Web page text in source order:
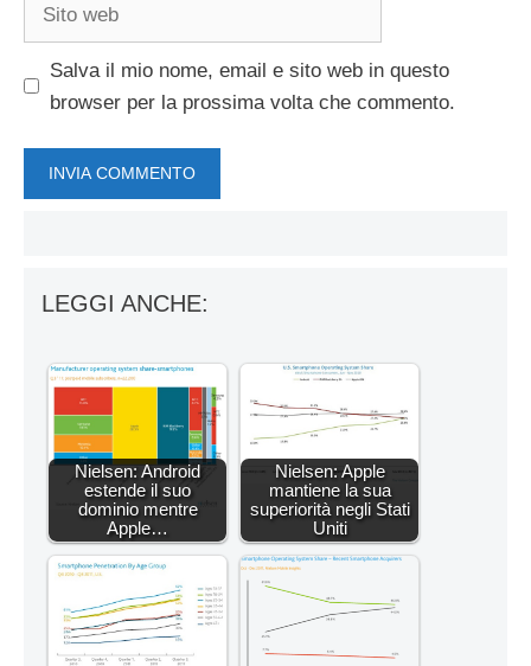
Salva il mio nome, email e sito web in questo
browser per la prossima volta che commento.
LEGGI ANCHE:
Nielsen: Android
estende il suo
dominio mentre
Apple…
Nielsen: Apple
mantiene la sua
superiorità negli Stati
Uniti